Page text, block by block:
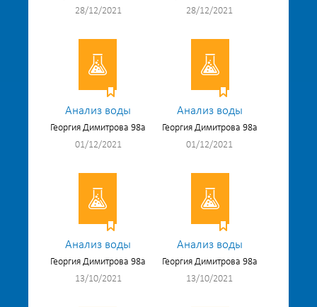
28/12/2021
28/12/2021
Анализ воды
Георгия Димитрова 98а
01/12/2021
Анализ воды
Георгия Димитрова 98а
01/12/2021
Анализ воды
Георгия Димитрова 98а
13/10/2021
Анализ воды
Георгия Димитрова 98а
13/10/2021